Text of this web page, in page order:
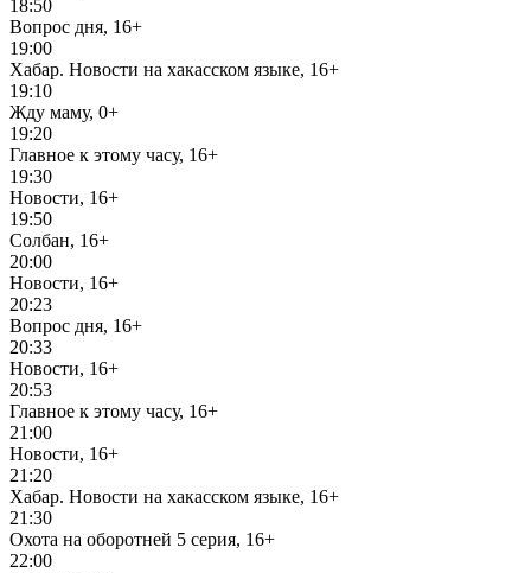
18:50
Вопрос дня, 16+
19:00
Хабар. Новости на хакасском языке, 16+
19:10
Жду маму, 0+
19:20
Главное к этому часу, 16+
19:30
Новости, 16+
19:50
Солбан, 16+
20:00
Новости, 16+
20:23
Вопрос дня, 16+
20:33
Новости, 16+
20:53
Главное к этому часу, 16+
21:00
Новости, 16+
21:20
Хабар. Новости на хакасском языке, 16+
21:30
Охота на оборотней 5 серия, 16+
22:00